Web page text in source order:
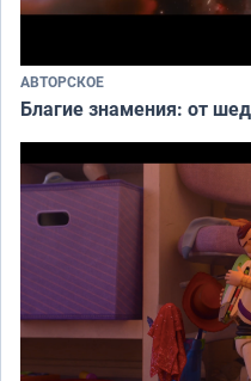
АВТОРСКОЕ
Благие знамения: от